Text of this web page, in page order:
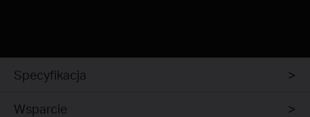
Specyfikacja
Wsparcie